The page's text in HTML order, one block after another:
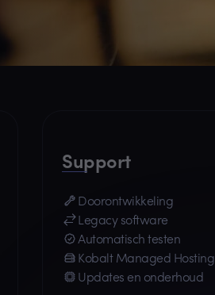
Support
Doorontwikkeling
Legacy software
Automatisch testen
Kobalt Managed Hosting
Updates en onderhoud